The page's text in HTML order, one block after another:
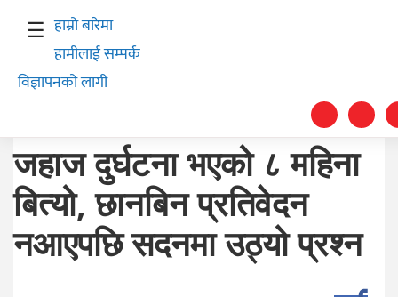
स्वास्थ्य
समाचार
☰ हाम्रो बारेमा
हामीलाई सम्पर्क
विज्ञापनको लागी
जहाज दुर्घटना भएको ८ महिना
बित्यो, छानबिन प्रतिवेदन
नआएपछि सदनमा उठ्यो प्रश्न